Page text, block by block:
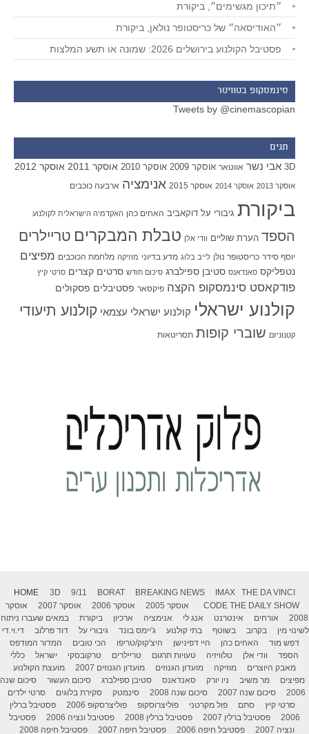
״תיכון מגשימים״, ביקורת
״האודיסאה״ של כריסטופר נולאן, ביקורת
פסטיבל הקולנוע בירושלים 2026: שמונה או תשע המלצות
סינמסקופ בטוויטר
Tweets by @cinemascopian
תגים
3D אבי נשר אווטאר אוסקר 2009 אוסקר 2010 אוסקר 2011 אוסקר 2012
אוסקר 2013 אוסקר 2014 אוסקר 2015 אנימציה ארבעה כוכבים
ביקורת גיבורי על דוקאביב האחים כהן האקדמיה הישראלית לקולנוע
הספד הערת שוליים וודי אלן טבלת המבקרים טריילרים
יוסף סידר כריסטופר נולן לייב בלוג מדע בדיוני מוזיקה מלחמת הכוכבים מפיצים
נטפליקס סאנדאנס סטיבן ספילברג סיכום חודש סרטים קצרים סרטי קיץ
פודקאסט סינמסקופ הקצה פיקסאר פסטיבלים פסקולים
קולנוע ישראלי קולנוע ישראלי עצמאי קולנוע תיעודי
קטנוניזם שוברי קופות תסריטאות
HOME 3D 9/11 BORAT BREAKING NEWS IMAX
THE DA VINCI
CODE THE DAILY SHOW אוסקר 2005 אוסקר 2006 אוסקר 2007
אוסקר
2008
אורחים אינטרנט אנג לי אנימציה ארכיון ביקורת
במאים שעברו ניתוח
לשינוי מין
בקרוב בשוטף בתי קולנוע ג'יימס בונד גיבורי על דוד פרלוב
די.וי.די
דפש מוד
האחים כהן היי דפינישן היצ'קוק/טריפו הכי טובים
המדור המודפס
הספד
וודי אלן טלוויזיה טעויות תרגום טריילרים טרקובסקי ישראל
כללי
מאבק היוצרים
מוזיקה מועדון הגנוזים מועדון הגנוזים 2007
מועצת הקולנוע
מפיצים
מר משיב ניו יורק סאנדאנס סטיבן ספילברג סיכום העשור
סיכום שנה
2006
סיכום שנה 2007 סיכום שנה 2008 סינמטק סקירת בלוגים
סרטי ילדים
סרטי קיץ
סתם פול מקרטני פוליצרוסקופ פוליצרסקופ 2006
פסטיבל ברלין
2006
פסטיבל ברלין 2007 פסטיבל ברלין 2008 פסטיבל ונציה 2006
פסטיבל
ונציה 2007
פסטיבל חיפה 2006 פסטיבל חיפה 2007 פסטיבל חיפה 2008